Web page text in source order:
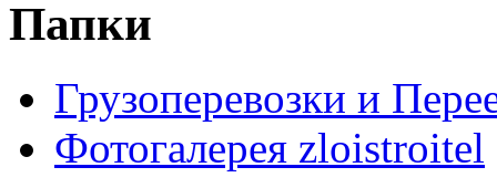
Папки
Грузоперевозки и
Фотогалерея zloistroitel